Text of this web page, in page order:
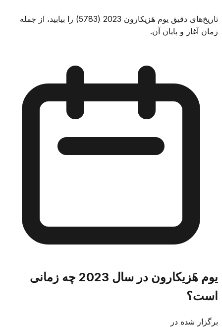
تاریخ‌های دقیق یوم هَزیکارون 2023 (5783) را بیابید، از جمله
زمان آغاز و پایان آن.
یوم هَزیکارون در سال 2023 چه زمانی
است؟
برگزار شده در